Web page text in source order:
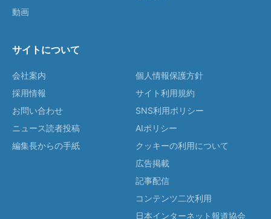
動画
サイトについて
会社案内
採用情報
お問い合わせ
ニュース読者投稿
編集長からの手紙
個人情報保護方針
サイト利用規約
SNS利用ポリシー
AIポリシー
クッキーの利用について
広告掲載
記事配信
コンテンツ二次利用
日本インターネット報道協会